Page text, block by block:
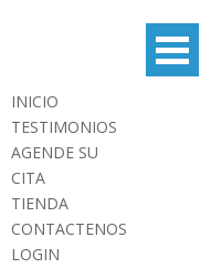
INICIO
TESTIMONIOS
AGENDE SU
CITA
TIENDA
CONTACTENOS
LOGIN